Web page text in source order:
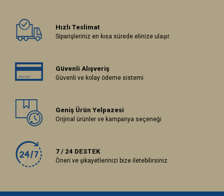
Hızlı Teslimat
Siparişleriniz en kısa sürede elinize ulaşır.
Güvenli Alışveriş
Güvenli ve kolay ödeme sistemi
Geniş Ürün Yelpazesi
Orijinal ürünler ve kampanya seçeneği
7 / 24 DESTEK
Öneri ve şikayetlerinizi bize iletebilirsiniz.